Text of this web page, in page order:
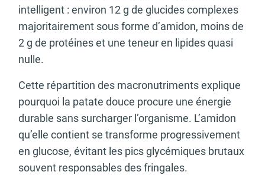
intelligent : environ 12 g de glucides complexes
majoritairement sous forme d’amidon, moins de
2 g de protéines et une teneur en lipides quasi
nulle.
Cette répartition des macronutriments explique
pourquoi la patate douce procure une énergie
durable sans surcharger l’organisme. L’amidon
qu’elle contient se transforme progressivement
en glucose, évitant les pics glycémiques brutaux
souvent responsables des fringales.